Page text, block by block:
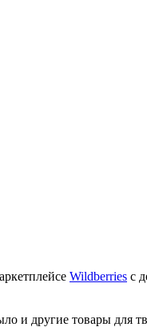
Wildberries с
и другие товары для